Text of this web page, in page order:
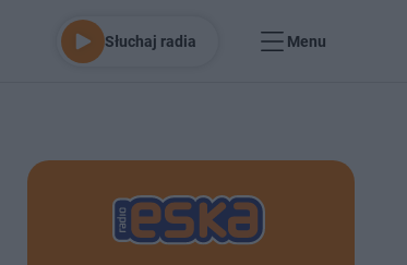
Słuchaj radia Menu